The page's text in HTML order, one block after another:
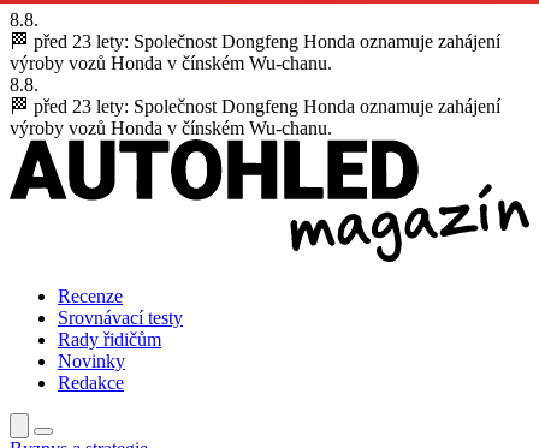
8.8.
🏁 před 23 lety: Společnost Dongfeng Honda oznamuje zahájení
výroby vozů Honda v čínském Wu-chanu.
8.8.
🏁 před 23 lety: Společnost Dongfeng Honda oznamuje zahájení
výroby vozů Honda v čínském Wu-chanu.
Recenze
Srovnávací testy
Rady řidičům
Novinky
Redakce